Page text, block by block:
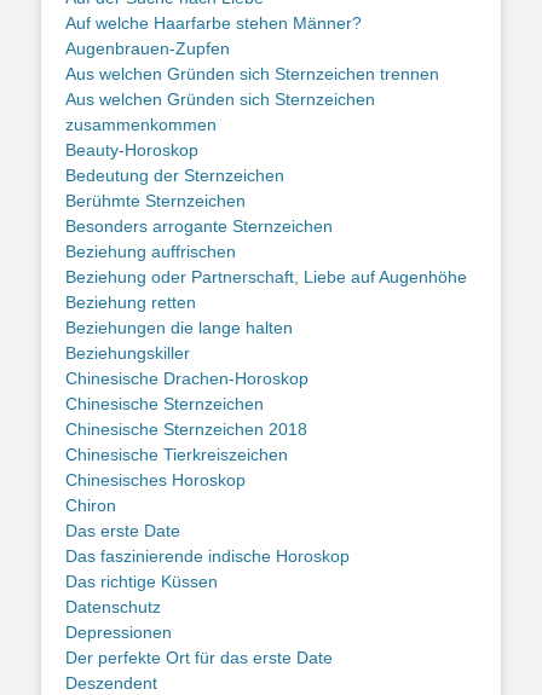
Auf welche Haarfarbe stehen Männer?
Augenbrauen-Zupfen
Aus welchen Gründen sich Sternzeichen trennen
Aus welchen Gründen sich Sternzeichen
zusammenkommen
Beauty-Horoskop
Bedeutung der Sternzeichen
Berühmte Sternzeichen
Besonders arrogante Sternzeichen
Beziehung auffrischen
Beziehung oder Partnerschaft, Liebe auf Augenhöhe
Beziehung retten
Beziehungen die lange halten
Beziehungskiller
Chinesische Drachen-Horoskop
Chinesische Sternzeichen
Chinesische Sternzeichen 2018
Chinesische Tierkreiszeichen
Chinesisches Horoskop
Chiron
Das erste Date
Das faszinierende indische Horoskop
Das richtige Küssen
Datenschutz
Depressionen
Der perfekte Ort für das erste Date
Deszendent